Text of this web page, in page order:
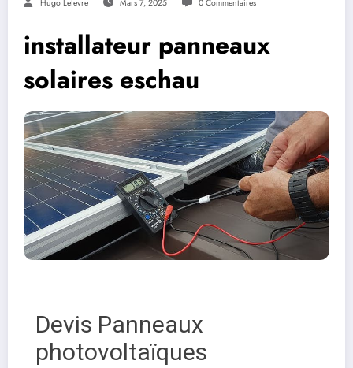
Hugo Lefevre Mars 7, 2025 0 Commentaires
installateur panneaux
solaires eschau
Devis Panneaux
photovoltaïques